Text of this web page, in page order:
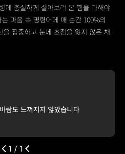
에 충실하게 살아보려 온 힘을 다해야
는 마음 속 명령어에 매 순간 100%의
을 집중하고 눈에 초점을 잃지 않은 채
람도 느껴지지 않았습니다
1 / 1